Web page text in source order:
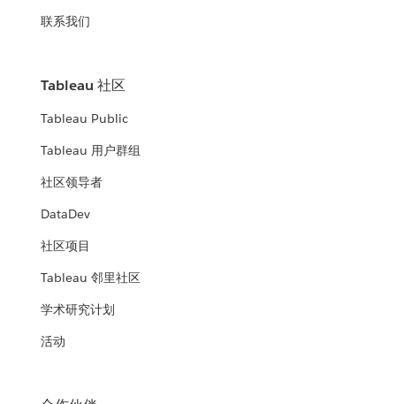
联系我们
Tableau 社区
Tableau Public
Tableau 用户群组
社区领导者
DataDev
社区项目
Tableau 邻里社区
学术研究计划
活动